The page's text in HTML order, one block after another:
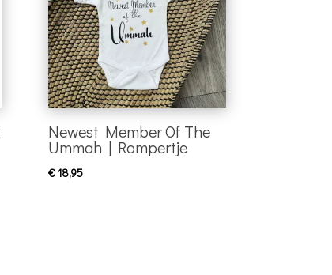
Newest Member Of The
Ummah | Rompertje
€18,95